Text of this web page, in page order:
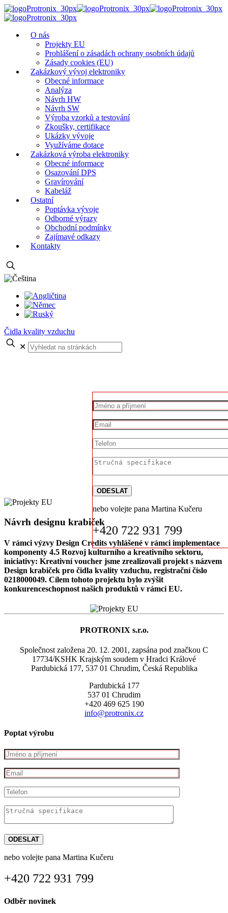
O nás
Projekty EU
Prohlášení o zásadách ochrany osobních údajů
Zásady cookies (EU)
Zakázkový vývoj elektroniky
Obecné informace
Analýza
Návrh HW
Návrh SW
Výroba vzorků a testování
Zkoušky, certifikace
Ukázky vývoje
Využíváme dotace
Zakázková výroba elektroniky
Obecné informace
Osazování DPS
Gravírování
Kabeláž
Ostatní
Poptávka vývoje
Odborné výrazy
Obchodní podmínky
Zajímavé odkazy
Kontakty
Čidla kvality vzduchu
✕
Projekty EU
Návrh designu krabiček
V rámci výzvy Design Credits vyhlášené v rámci implementace
komponenty 4.5 Rozvoj kulturního a kreativního sektoru,
iniciativy: Kreativní voucher jsme zrealizovali projekt s názvem
Design krabiček pro čidla kvality vzduchu, registrační číslo
0218000049. Cílem tohoto projektu bylo zvýšit
konkurenceschopnost našich produktů v rámci EU.
PROTRONIX s.r.o.
Společnost založena 20. 12. 2001, zapsána pod značkou C
17734/KSHK Krajským soudem v Hradci Králové
Pardubická 177, 537 01 Chrudim, Česká Republika
Pardubická 177
537 01 Chrudim
+420 469 625 190
info@protronix.cz
Poptat výrobu
nebo volejte pana Martina Kučeru
+420 722 931 799
Odběr novinek
nebo volejte pana Martina Kučeru
+420 722 931 799